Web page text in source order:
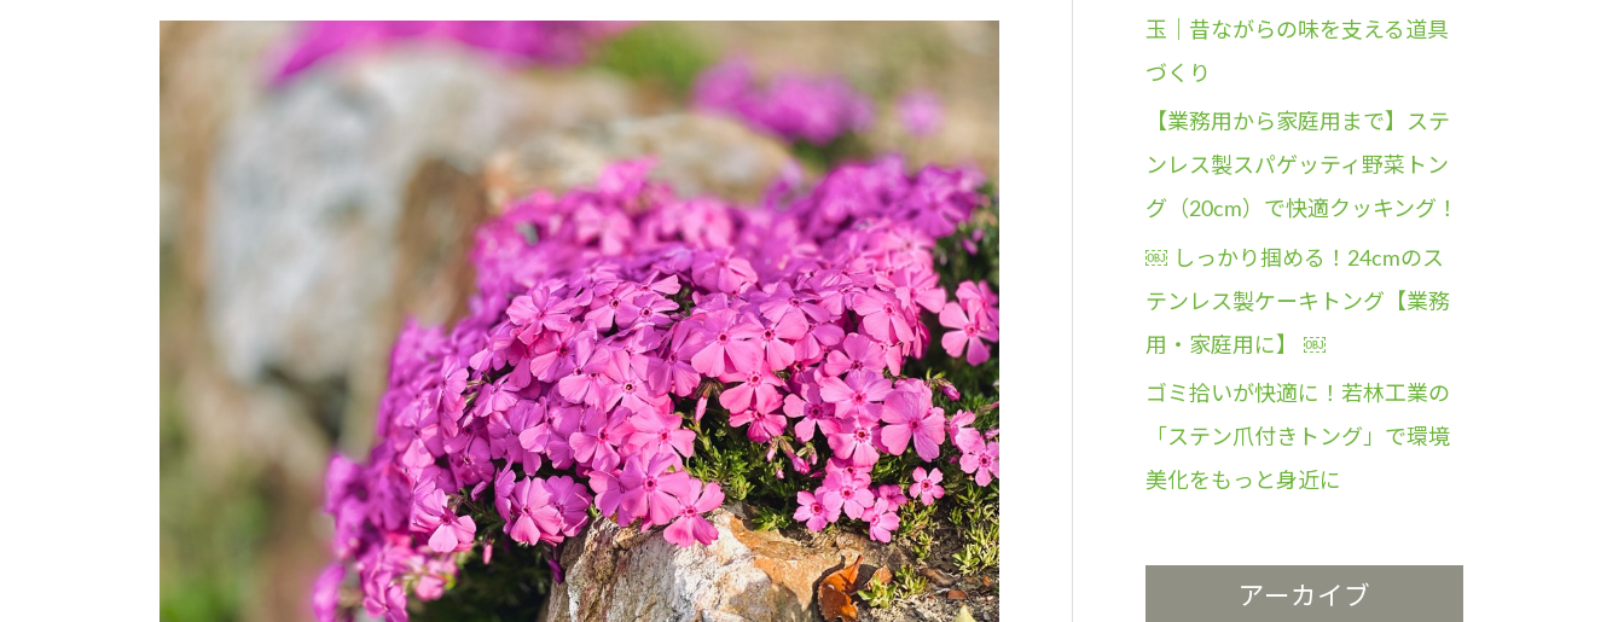
玉｜昔ながらの味を支える道具
づくり
【業務用から家庭用まで】ステ
ンレス製スパゲッティ野菜トン
グ（20cm）で快適クッキング！
￼ しっかり掴める！24cmのス
テンレス製ケーキトング【業務
用・家庭用に】 ￼
ゴミ拾いが快適に！若林工業の
「ステン爪付きトング」で環境
美化をもっと身近に
アーカイブ